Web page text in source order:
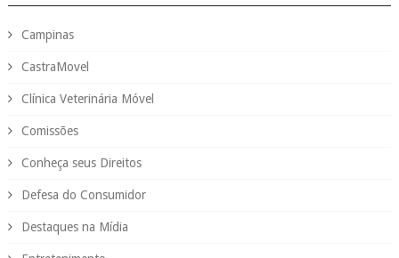
Campinas
CastraMovel
Clínica Veterinária Móvel
Comissões
Conheça seus Direitos
Defesa do Consumidor
Destaques na Mídia